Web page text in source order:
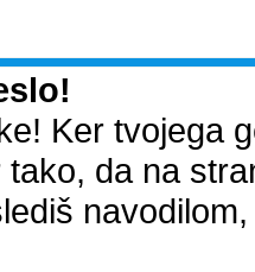
Ker tvojega
tako, da na